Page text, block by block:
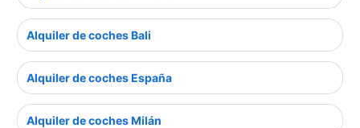
Alquiler de coches Bali
Alquiler de coches España
Alquiler de coches Milán